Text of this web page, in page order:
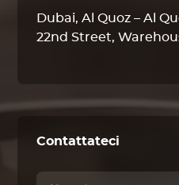
Dubai, Al Quoz – Al
22nd Street,
Contattateci